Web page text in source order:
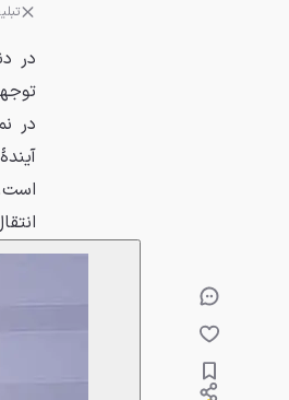
در
در